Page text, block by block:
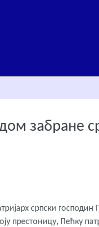
забране
српски
престоницу, Пећку